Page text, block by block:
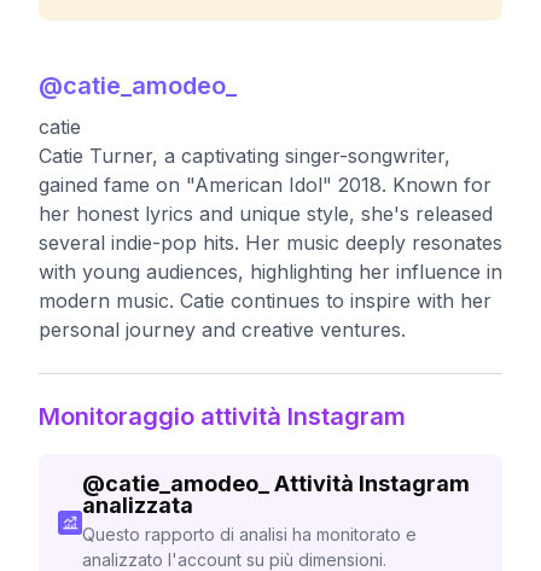
@catie_amodeo_
catie
Catie Turner, a captivating singer-songwriter,
gained fame on "American Idol" 2018. Known for
her honest lyrics and unique style, she's released
several indie-pop hits. Her music deeply resonates
with young audiences, highlighting her influence in
modern music. Catie continues to inspire with her
personal journey and creative ventures.
Monitoraggio attività Instagram
@catie_amodeo_
Attività Instagram
analizzata
Questo rapporto di analisi ha monitorato e
analizzato l'account su più dimensioni.